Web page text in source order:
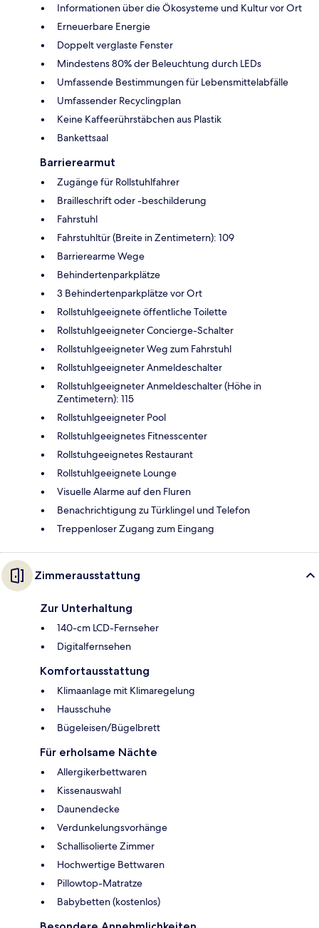
Informationen über die Ökosysteme und Kultur vor Ort
Erneuerbare Energie
Doppelt verglaste Fenster
Mindestens 80% der Beleuchtung durch LEDs
Umfassende Bestimmungen für Lebensmittelabfälle
Umfassender Recyclingplan
Keine Kaffeerührstäbchen aus Plastik
Bankettsaal
Barrierearmut
Zugänge für Rollstuhlfahrer
Brailleschrift oder -beschilderung
Fahrstuhl
Fahrstuhltür (Breite in Zentimetern): 109
Barrierearme Wege
Behindertenparkplätze
3 Behindertenparkplätze vor Ort
Rollstuhlgeeignete öffentliche Toilette
Rollstuhlgeeigneter Concierge-Schalter
Rollstuhlgeeigneter Weg zum Fahrstuhl
Rollstuhlgeeigneter Anmeldeschalter
Rollstuhlgeeigneter Anmeldeschalter (Höhe in
Zentimetern): 115
Rollstuhlgeeigneter Pool
Rollstuhlgeeignetes Fitnesscenter
Rollstuhgeeignetes Restaurant
Rollstuhlgeeignete Lounge
Visuelle Alarme auf den Fluren
Benachrichtigung zu Türklingel und Telefon
Treppenloser Zugang zum Eingang
Zimmerausstattung
Zur Unterhaltung
140-cm LCD-Fernseher
Digitalfernsehen
Komfortausstattung
Klimaanlage mit Klimaregelung
Hausschuhe
Bügeleisen/Bügelbrett
Für erholsame Nächte
Allergikerbettwaren
Kissenauswahl
Daunendecke
Verdunkelungsvorhänge
Schallisolierte Zimmer
Hochwertige Bettwaren
Pillowtop-Matratze
Babybetten (kostenlos)